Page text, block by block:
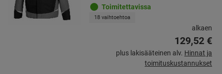
Toimitettavissa
18 vaihtoehtoa
alkaen
129,52 €
plus lakisääteinen alv. Hinnat ja
toimituskustannukset